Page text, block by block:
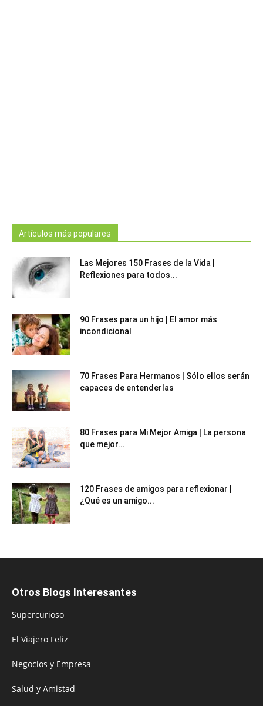
Artículos más populares
Las Mejores 150 Frases de la Vida |
Reflexiones para todos...
90 Frases para un hijo | El amor más
incondicional
70 Frases Para Hermanos | Sólo ellos serán
capaces de entenderlas
80 Frases para Mi Mejor Amiga | La persona
que mejor...
120 Frases de amigos para reflexionar |
¿Qué es un amigo...
Otros Blogs Interesantes
Supercurioso
El Viajero Feliz
Negocios y Empresa
Salud y Amistad